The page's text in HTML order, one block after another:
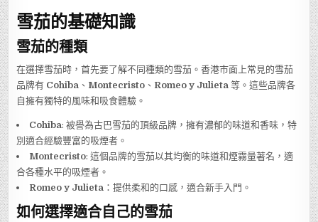
雪茄的基礎知識
雪茄的種類
在選擇雪茄時，首先要了解不同種類的雪茄。香港市面上常見的雪茄
品牌有 Cohiba 、 Montecristo 、 Romeo y Julieta 等。這些品牌各
自擁有獨特的風味和吸食體驗。
Cohiba: 被譽為古巴雪茄的頂級品牌，擁有濃郁的味道和香味，特
別適合經驗豐富的吸煙者。
Montecristo: 這個品牌的雪茄以其均衡的味道和煙霧量著名，適
合各種水平的吸煙者。
Romeo y Julieta ：提供柔和的口感，適合新手入門。
如何選擇適合自己的雪茄